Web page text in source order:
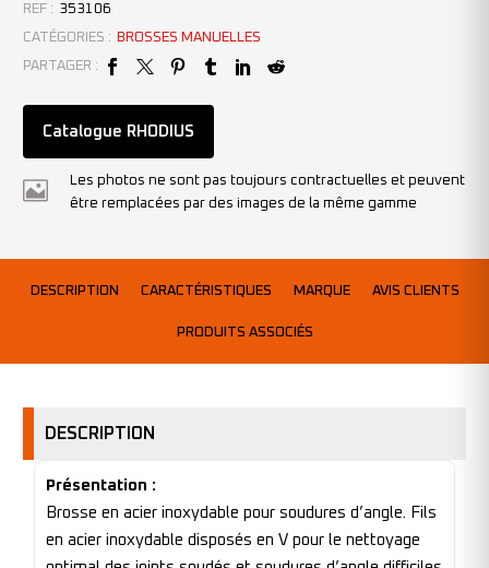
REF : 353106
CATÉGORIES :
BROSSES MANUELLES
PARTAGER :
Catalogue RHODIUS
Les photos ne sont pas toujours contractuelles et peuvent
être remplacées par des images de la même gamme
DESCRIPTION CARACTÉRISTIQUES MARQUE AVIS CLIENTS
PRODUITS ASSOCIÉS
DESCRIPTION
Présentation :
Brosse en acier inoxydable pour soudures d’angle. Fils
en acier inoxydable disposés en V pour le nettoyage